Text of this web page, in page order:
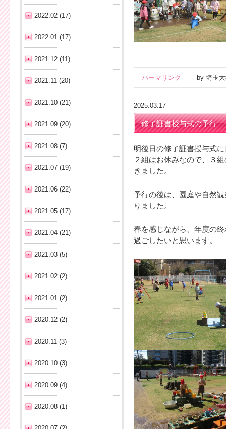
パーマリンク by 埼玉
2025.03.17
修了証書授与式の予行
明後日の修了証書授与式
２組はお休みなので、３
きました。
予行の後は、園庭や自然
りました。
春を感じながら、年度の
過ごしたいと思います。
2022.02 (17)
2022.01 (17)
2021.12 (11)
2021.11 (20)
2021.10 (21)
2021.09 (20)
2021.08 (7)
2021.07 (19)
2021.06 (22)
2021.05 (17)
2021.04 (21)
2021.03 (5)
2021.02 (2)
2021.01 (2)
2020.12 (2)
2020.11 (3)
2020.10 (3)
2020.09 (4)
2020.08 (1)